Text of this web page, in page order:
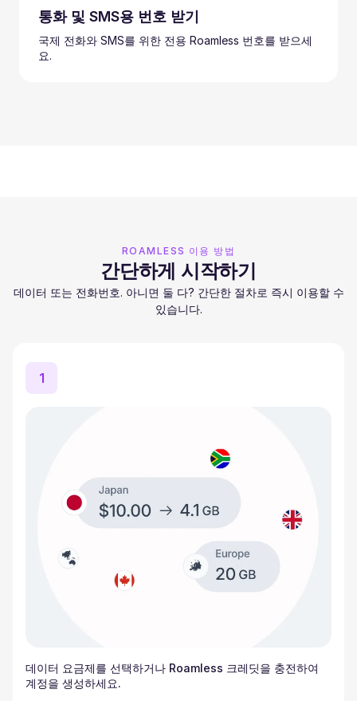
통화 및 SMS용 번호 받기
국제 전화와 SMS를 위한 전용 Roamless 번호를 받으세
요.
ROAMLESS 이용 방법
간단하게 시작하기
데이터 또는 전화번호. 아니면 둘 다? 간단한 절차로 즉시 이용할 수
있습니다.
1
데이터 요금제를 선택하거나 Roamless 크레딧을 충전하여
계정을 생성하세요.